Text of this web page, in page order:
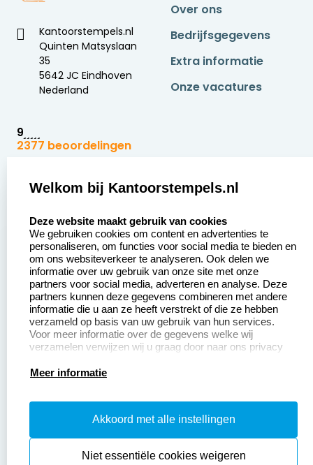
Kantoorstempels.nl
Quinten Matsyslaan
35
5642 JC Eindhoven
Nederland
9
2377 beoordelingen
Over ons
Bedrijfsgegevens
Extra informatie
Onze vacatures
Zakelijk:
Aanvraag op maat
Betaling &
Verzending
Wederverkoper
worden
Sale
Klantenservice:
Contact opnemen
Veel gestelde vragen
Retourneren
Herroepingsrecht
Productinformatie:
Instructiepagina
Safety Sheets
Welkom bij Kantoorstempels.nl
Deze website maakt gebruik van cookies
We gebruiken cookies om content en advertenties te
personaliseren, om functies voor social media te bieden en
om ons websiteverkeer te analyseren. Ook delen we
informatie over uw gebruik van onze site met onze
partners voor social media, adverteren en analyse. Deze
partners kunnen deze gegevens combineren met andere
informatie die u aan ze heeft verstrekt of die ze hebben
verzameld op basis van uw gebruik van hun services.
Voor meer informatie over de gegevens welke wij
verzamelen verwijzen wij u graag door naar ons privacy
Meer informatie
Akkoord met alle instellingen
Niet essentiële cookies weigeren